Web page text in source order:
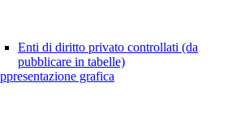
Enti di diritto privato controllati (da
pubblicare in tabelle)
grafica